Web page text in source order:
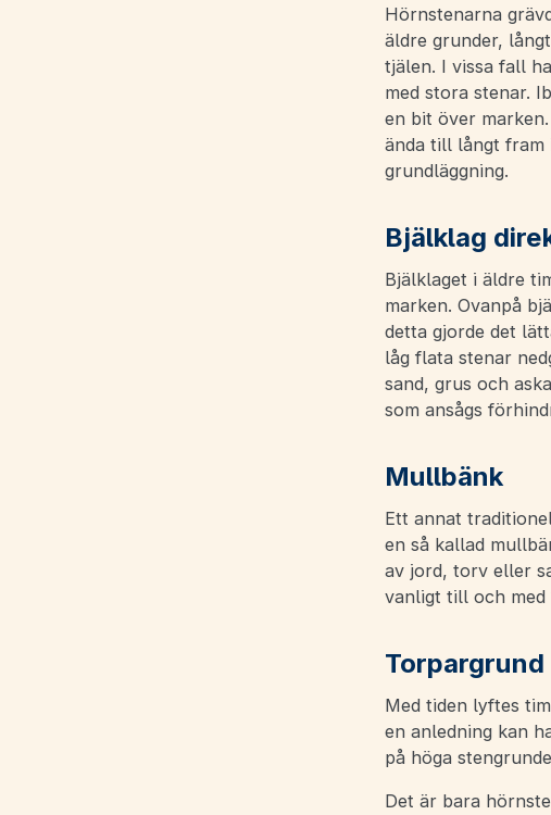
Hörnstenarna
äldre grunder,
tjälen. I vissa fall
med stora stenar.
en bit över
ända till långt fram
grundläggning.
Bjälklag
Bjälklaget i äldre
marken. Ovanpå
detta gjorde det
låg flata stenar
sand, grus och
som ansågs
Mullbänk
Ett annat
en så kallad
av jord, torv eller
vanligt till och med
Torpargrund
Med tiden lyftes
en anledning kan
på höga
Det är bara